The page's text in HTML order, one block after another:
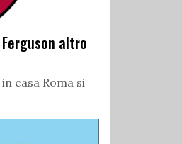
altro
casa Roma si